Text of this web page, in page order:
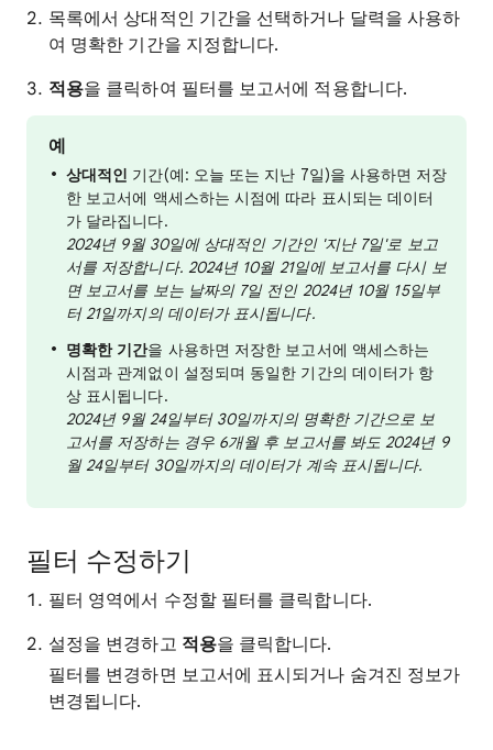
목록에서 상대적인 기간을 선택하거나 달력을 사용하
여 명확한 기간을 지정합니다.
적용을 클릭하여 필터를 보고서에 적용합니다.
예
상대적인 기간(예: 오늘 또는 지난 7일)을 사용하면 저장
한 보고서에 액세스하는 시점에 따라 표시되는 데이터
가 달라집니다.
2024년 9월 30일에 상대적인 기간인 '지난 7일'로 보고
서를 저장합니다. 2024년 10월 21일에 보고서를 다시 보
면 보고서를 보는 날짜의 7일 전인 2024년 10월 15일부
터 21일까지의 데이터가 표시됩니다.
명확한 기간을 사용하면 저장한 보고서에 액세스하는
시점과 관계없이 설정되며 동일한 기간의 데이터가 항
상 표시됩니다.
2024년 9월 24일부터 30일까지의 명확한 기간으로 보
고서를 저장하는 경우 6개월 후 보고서를 봐도 2024년 9
월 24일부터 30일까지의 데이터가 계속 표시됩니다.
필터 수정하기
필터 영역에서 수정할 필터를 클릭합니다.
설정을 변경하고 적용을 클릭합니다.
필터를 변경하면 보고서에 표시되거나 숨겨진 정보가
변경됩니다.